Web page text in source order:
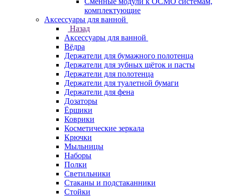
комплектующие
Аксессуары для ванной
Назад
Аксессуары для ванной
Вёдра
Держатели для бумажного полотенца
Держатели для зубных щёток и пасты
Держатели для полотенца
Держатели для туалетной бумаги
Держатели для фена
Дозаторы
Ёршики
Коврики
Косметические зеркала
Крючки
Мыльницы
Наборы
Полки
Светильники
Стаканы и подстаканники
Стойки